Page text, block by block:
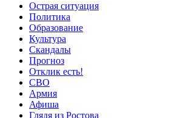
Острая ситуация
Политика
Образование
Культура
Скандалы
Прогноз
Отклик есть!
СВО
Армия
Афиша
Глядя из Ростова